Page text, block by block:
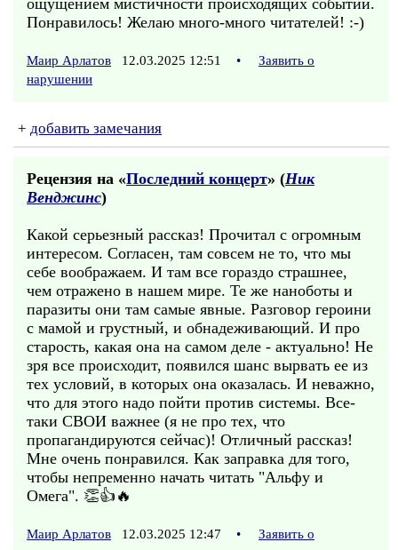
ощущением мистичности происходящих событий.
Понравилось! Желаю много-много читателей! :-)
Маир Арлатов 12.03.2025 12:51 •
Заявить о
нарушении
+ добавить замечания
Рецензия на «Последний концерт» (Ник
Венджинс)
Какой серьезный рассказ! Прочитал с огромным
интересом. Согласен, там совсем не то, что мы
себе воображаем. И там все гораздо страшнее,
чем отражено в нашем мире. Те же наноботы и
паразиты они там самые явные. Разговор героини
с мамой и грустный, и обнадеживающий. И про
старость, какая она на самом деле - актуально! Не
зря все происходит, появился шанс вырвать ее из
тех условий, в которых она оказалась. И неважно,
что для этого надо пойти против системы. Все-
таки СВОИ важнее (я не про тех, что
пропагандируются сейчас)! Отличный рассказ!
Мне очень понравился. Как заправка для того,
чтобы непременно начать читать "Альфу и
Омега". 👏👍🔥
Маир Арлатов 12.03.2025 12:47 •
Заявить о